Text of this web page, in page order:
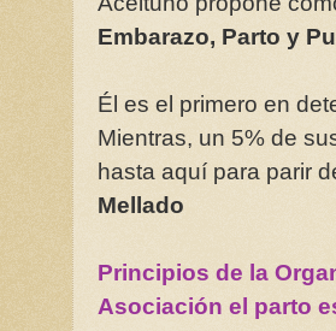
Embarazo, Parto y
Él es el primero en
Mientras, un 5% de
hasta aquí para parir
Mellado
Principios de la
Asociación el parto